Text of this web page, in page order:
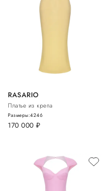
RASARIO
Платье из крепа
170 000 руб.
Размеры:4246